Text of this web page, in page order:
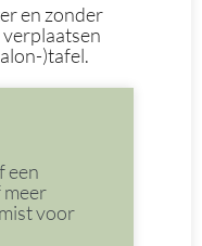
en zonder
verplaatsen
)tafel.
een
meer
voor